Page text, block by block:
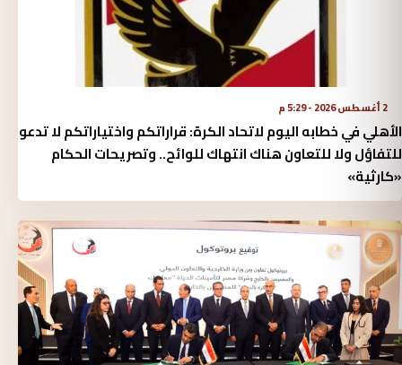
2 أغسطس 2026 - 5:29 م
الأهلي في خطابه اليوم لاتحاد الكرة:‏ قراراتكم واختياراتكم لا تدعو
للتفاؤل ولا للتعاون هناك انتهاك للوائح.. وتصريحات الحكام
«كارثية»‏